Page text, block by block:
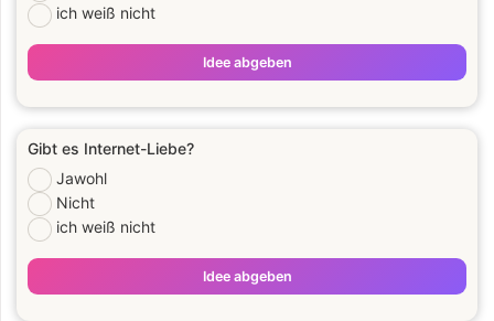
ich weiß nicht
Idee abgeben
Gibt es Internet-Liebe?
Jawohl
Nicht
ich weiß nicht
Idee abgeben